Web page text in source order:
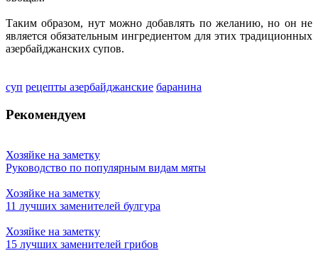
Таким образом, нут можно добавлять по желанию, но он не
является обязательным ингредиентом для этих традиционных
азербайджанских супов.
суп рецепты азербайджанские баранина
Рекомендуем
Хозяйке на заметку
Руководство по популярным видам мяты
Хозяйке на заметку
11 лучших заменителей булгура
Хозяйке на заметку
15 лучших заменителей грибов